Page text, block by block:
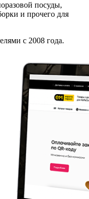
посуды,
и прочего для
с 2008 года.